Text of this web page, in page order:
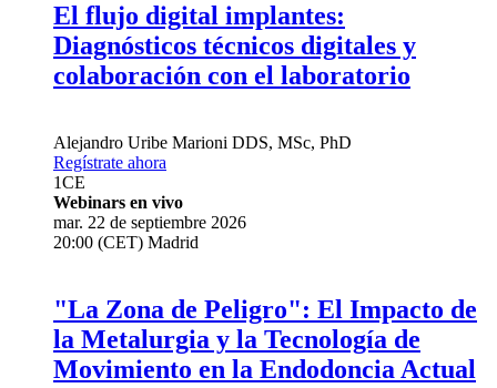
El flujo digital implantes:
Diagnósticos técnicos digitales y
colaboración con el laboratorio
Alejandro Uribe Marioni DDS, MSc, PhD
Regístrate ahora
1CE
Webinars en vivo
mar. 22 de septiembre 2026
20:00 (CET) Madrid
"La Zona de Peligro": El Impacto de
la Metalurgia y la Tecnología de
Movimiento en la Endodoncia Actual